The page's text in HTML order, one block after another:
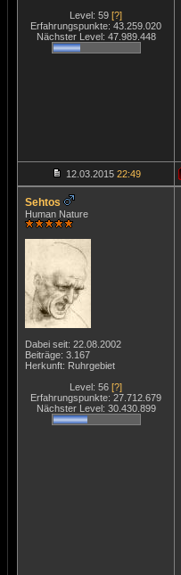
Level: 59 [?]
Erfahrungspunkte: 43.259.020
Nächster Level: 47.989.448
12.03.2015 22:49
Sehtos
Human Nature
Dabei seit: 22.08.2002
Beiträge: 3.167
Herkunft: Ruhrgebiet
Level: 56 [?]
Erfahrungspunkte: 27.712.679
Nächster Level: 30.430.899